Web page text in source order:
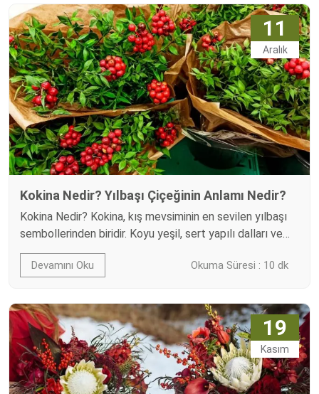
Meyveler dökülmeden, küf oluşmadan ve renk
bozulmasını minimumda tutarak kokinayı nasıl uzun…11
Aralık
Kokina Nedir? Yılbaşı Çiçeğinin Anlamı Nedir?
Kokina Nedir? Kokina, kış mevsiminin en sevilen yılbaşı
sembollerinden biridir. Koyu yeşil, sert yapılı dalları ve
canlı kırmızı meyveleriyle klasik kırmızı-yeşil kontrastını
taşır; bu da onu yılbaşı dekorasyonlarının vazgeçilmez
farklı telaffuzlarla da anılır. En çok İstanbul’un yılbaşı
kültürüyle özdeşleşmiştir. Kokina dendiğinde
çiçekçilerde gördüğünüz dekoratif demet aslında çoğu
zaman…
Devamını Oku Okuma Süresi : 10 dk
19
Kasım